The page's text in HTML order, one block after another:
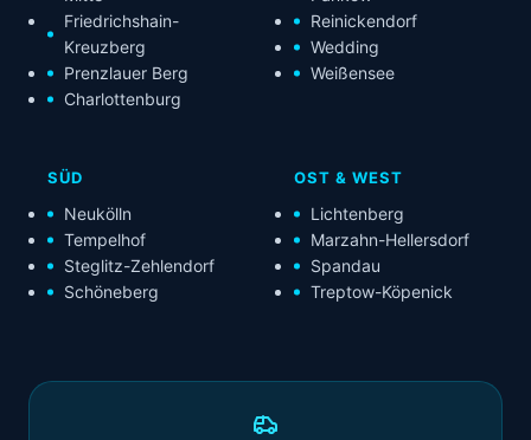
Friedrichshain-
Kreuzberg
Prenzlauer Berg
Charlottenburg
Reinickendorf
Wedding
Weißensee
SÜD
Neukölln
Tempelhof
Steglitz-Zehlendorf
Schöneberg
OST & WEST
Lichtenberg
Marzahn-Hellersdorf
Spandau
Treptow-Köpenick